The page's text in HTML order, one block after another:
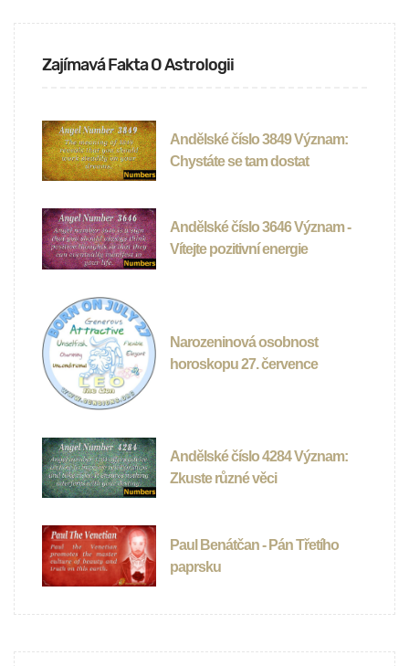
Zajímavá Fakta O Astrologii
Andělské číslo 3849 Význam:
Chystáte se tam dostat
Andělské číslo 3646 Význam -
Vítejte pozitivní energie
Narozeninová osobnost
horoskopu 27. července
Andělské číslo 4284 Význam:
Zkuste různé věci
Paul Benátčan - Pán Třetího
paprsku